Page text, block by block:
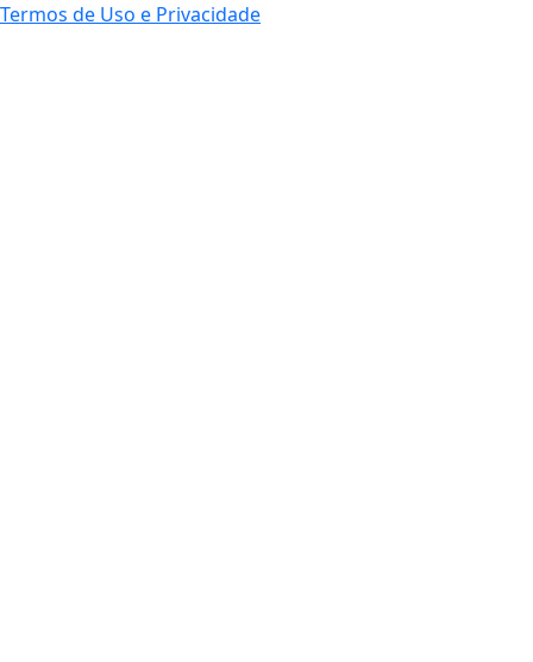
Termos de Uso e Privacidade